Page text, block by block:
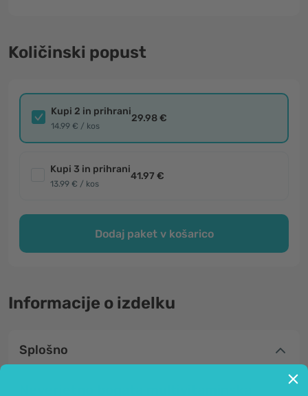
Količinski popust
Kupi 2 in prihrani
14.99 € / kos
29.98 €
Kupi 3 in prihrani
13.99 € / kos
41.97 €
Dodaj paket v košarico
Informacije o izdelku
Splošno